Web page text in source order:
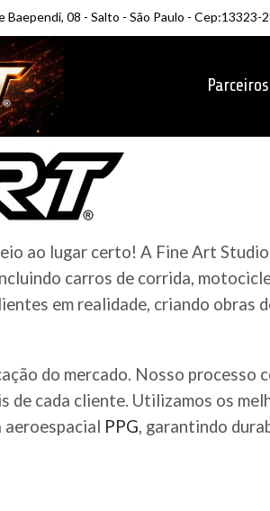
Baependi, 08 - Salto - São Paulo - Cep:13323-
Parceiros
ao lugar certo! A Fine Art
carros de corrida,
em realidade, criando obras
do mercado. Nosso processo
cada cliente. Utilizamos os
aeroespacial PPG, garantindo